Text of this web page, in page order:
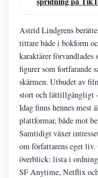
Astrid Lindgrens
tittare både i bokform
karaktärer
figurer som fortfarande
skärmen. Utbudet av
stort och lättillgängligt
Idag finns hennes mest
plattformar, både mot
Samtidigt växer
om författarens eget
överblick: lista i
SF Anytime, Netflix